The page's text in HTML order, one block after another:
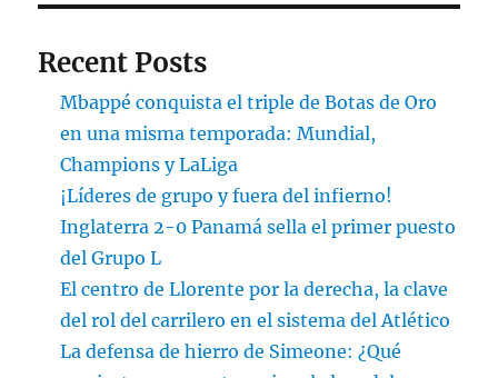
Recent Posts
Mbappé conquista el triple de Botas de Oro
en una misma temporada: Mundial,
Champions y LaLiga
¡Líderes de grupo y fuera del infierno!
Inglaterra 2-0 Panamá sella el primer puesto
del Grupo L
El centro de Llorente por la derecha, la clave
del rol del carrilero en el sistema del Atlético
La defensa de hierro de Simeone: ¿Qué